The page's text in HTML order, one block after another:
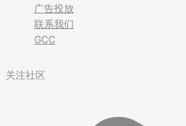
广告投放
联系我们
GCC
关注社区